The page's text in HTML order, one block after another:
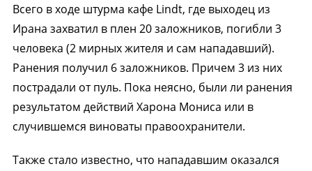
Всего в ходе штурма кафе Lindt, где выходец из
Ирана захватил в плен 20 заложников, погибли 3
человека (2 мирных жителя и сам нападавший).
Ранения получил 6 заложников. Причем 3 из них
пострадали от пуль. Пока неясно, были ли ранения
результатом действий Харона Мониса или в
случившемся виноваты правоохранители.
Также стало известно, что нападавшим оказался